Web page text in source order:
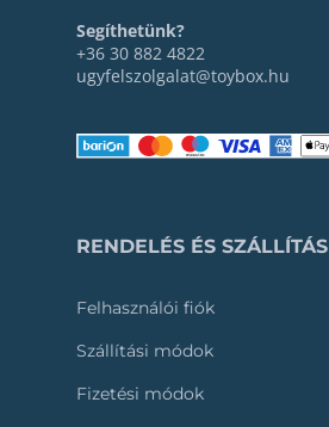
Segíthetünk?
+36 30 882 4822
ugyfelszolgalat@toybox.hu
RENDELÉS ÉS SZÁLLÍTÁS
Felhasználói fiók
Szállítási módok
Fizetési módok